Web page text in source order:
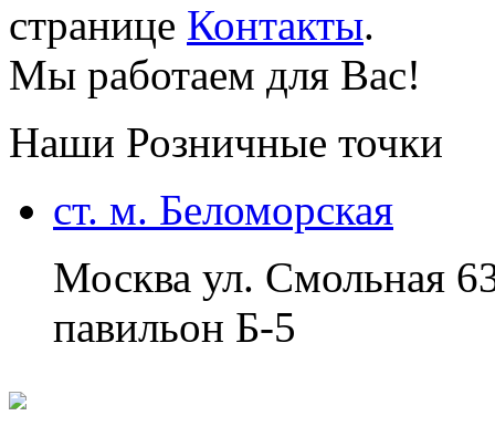
странице Контакты.
Мы работаем для Вас!
Наши Розничные точки
ст. м. Беломорская
Москва ул. Смольная
павильон Б-5